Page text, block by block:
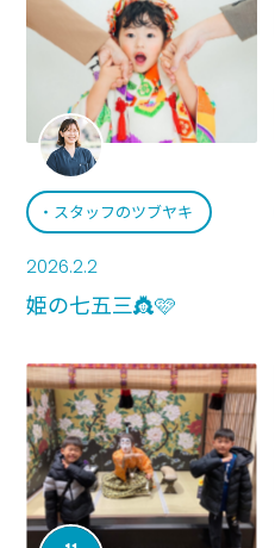
WORKS
アカデミック
お知らせ
スタッフのツブヤキ
情報公開
スタッフのツブヤキ
2026.2.2
姫の七五三👸🩷